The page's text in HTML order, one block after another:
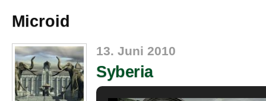
Microid
13. Juni 2010
Syberia